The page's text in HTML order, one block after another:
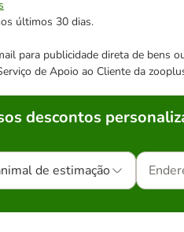
últimos 30 dias.
para publicidade direta de
de Apoio ao Cliente da
descontos
de estimação